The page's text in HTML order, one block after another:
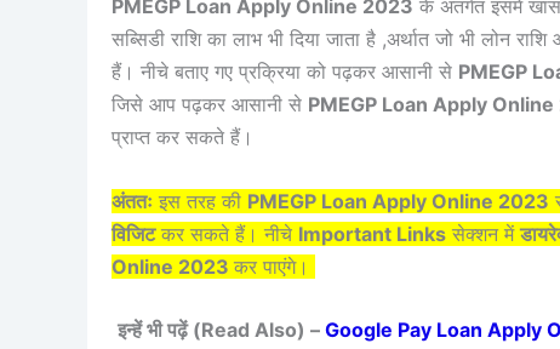
PMEGP Loan Apply Online 2023 के अंतर्गत इसमें
सब्सिडी राशि का लाभ भी दिया जाता है ,अर्थात जो भी लोन
हैं। नीचे बताए गए प्रक्रिया को पढ़कर आसानी से PMEGP
जिसे आप पढ़कर आसानी से PMEGP Loan Apply
प्राप्त कर सकते हैं।
अंततः इस तरह की PMEGP Loan Apply Online 2023
विजिटकर सकते हैं। नीचे Important Links सेक्शन में
Online 2023 कर पाएंगे।
इन्हें भी पढ़ें (Read Also) – Google Pay Loan Apply